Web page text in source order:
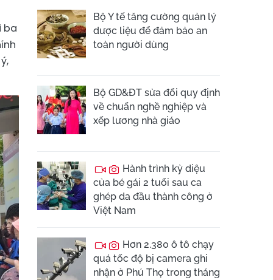
ba
Bộ Y tế tăng cường quản lý
dược liệu để đảm bảo an
toàn người dùng
Bộ GD&ĐT sửa đổi quy định
về chuẩn nghề nghiệp và
xếp lương nhà giáo
Hành trình kỳ diệu
của bé gái 2 tuổi sau ca
ghép da đầu thành công ở
Việt Nam
Hơn 2.380 ô tô chạy
quá tốc độ bị camera ghi
nhận ở Phú Thọ trong tháng